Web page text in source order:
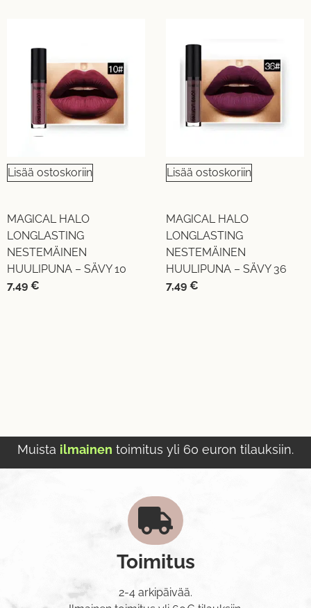
Lisää ostoskoriin
MAGICAL HALO
LONGLASTING
NESTEMÄINEN
HUULIPUNA – SÄVY 10
7,49 €
Lisää ostoskoriin
MAGICAL HALO
LONGLASTING
NESTEMÄINEN
HUULIPUNA – SÄVY 36
7,49 €
Muista ilmainen toimitus yli 60 euron tilauksiin.
Toimitus
2-4 arkipäivää.